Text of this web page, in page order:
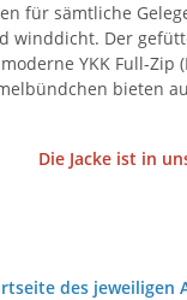
für sämtliche
winddicht. Der
YKK Full-
bieten
Die Jacke ist in
des